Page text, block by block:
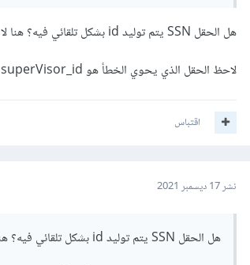
هل الحقل SSN يتم توليد id بشكل تلقائي فيه؟ هنا لا نمرر قيمة عندما نفعل الخاصية auto increment
لاحظ الحقل الذي يحوي الخطأ هو superVisor_id تأكد من عدم وضع اقتباس حول الرقم
اقتباس
نشر17 ديسمبر 2021
هل الحقل SSN يتم توليد id بشكل تلقائي فيه؟ هنا لا نمرر قيمة عندما نفعل الخاصية auto increment